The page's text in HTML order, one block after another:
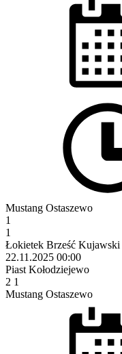
Mustang Ostaszewo
1
1
Łokietek Brześć Kujawski
22.11.2025 00:00
Piast Kołodziejewo
2 1
Mustang Ostaszewo